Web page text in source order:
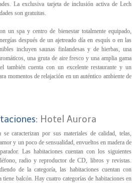
La exclusiva tarjeta de inclusión activa de Lech
son gratuitas.
un spa y centro de bienestar totalmente equipado,
después de un ajetreado día en esquís o en las
incluyen saunas finlandesas y de hierbas, una
una gruta de aire fresco y una amplia gama
también cuenta con un excelente restaurante y un
momentos de relajación en un auténtico ambiente de
Hotel Aurora
caracterizan por sus materiales de calidad, telas,
y un poco de sensualidad, envueltos en madera de
Las habitaciones cuentan con los siguientes
radio y reproductor de CD, libros y revistas.
de la categoría, las habitaciones cuentan con
balcón. Hay cuatro categorías de habitaciones en